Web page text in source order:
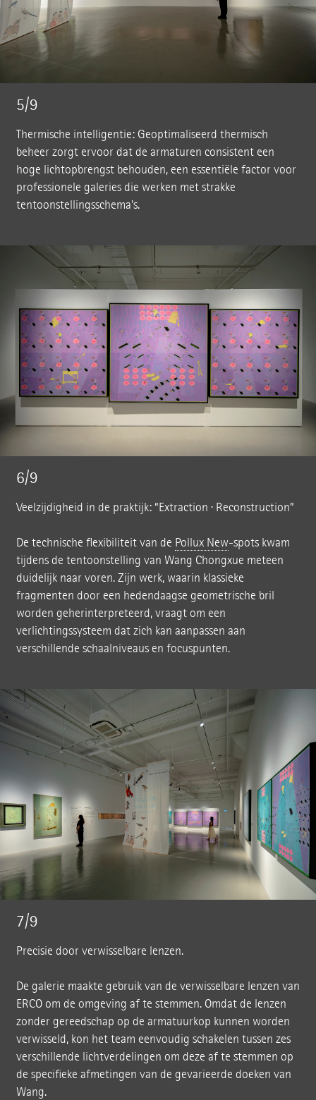
5/9
Thermische intelligentie: Geoptimaliseerd thermisch
beheer zorgt ervoor dat de armaturen consistent een
hoge lichtopbrengst behouden, een essentiële factor voor
professionele galeries die werken met strakke
tentoonstellingsschema's.
6/9
Veelzijdigheid in de praktijk: “Extraction · Reconstruction”
De technische flexibiliteit van de Pollux New-spots kwam
tijdens de tentoonstelling van Wang Chongxue meteen
duidelijk naar voren. Zijn werk, waarin klassieke
fragmenten door een hedendaagse geometrische bril
worden geherinterpreteerd, vraagt om een
verlichtingssysteem dat zich kan aanpassen aan
verschillende schaalniveaus en focuspunten.
7/9
Precisie door verwisselbare lenzen.
De galerie maakte gebruik van de verwisselbare lenzen van
ERCO om de omgeving af te stemmen. Omdat de lenzen
zonder gereedschap op de armatuurkop kunnen worden
verwisseld, kon het team eenvoudig schakelen tussen zes
verschillende lichtverdelingen om deze af te stemmen op
de specifieke afmetingen van de gevarieerde doeken van
Wang.